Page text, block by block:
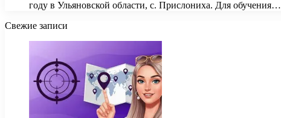
году в Ульяновской области, с. Прислониха. Для обучения…
Свежие записи